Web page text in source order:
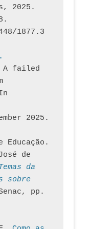
2025.
1877.3
.
A failed
2025.
Educação.
de
da
sobre
pp.